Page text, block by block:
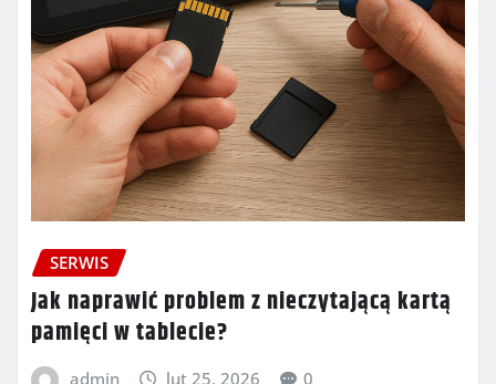
SERWIS
Jak naprawić problem z nieczytającą kartą
pamięci w tablecie?
admin lut 25, 2026 0